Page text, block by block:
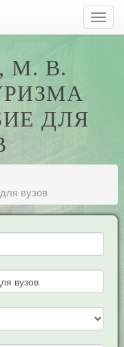
М. В.
ДЛЯ
вузов